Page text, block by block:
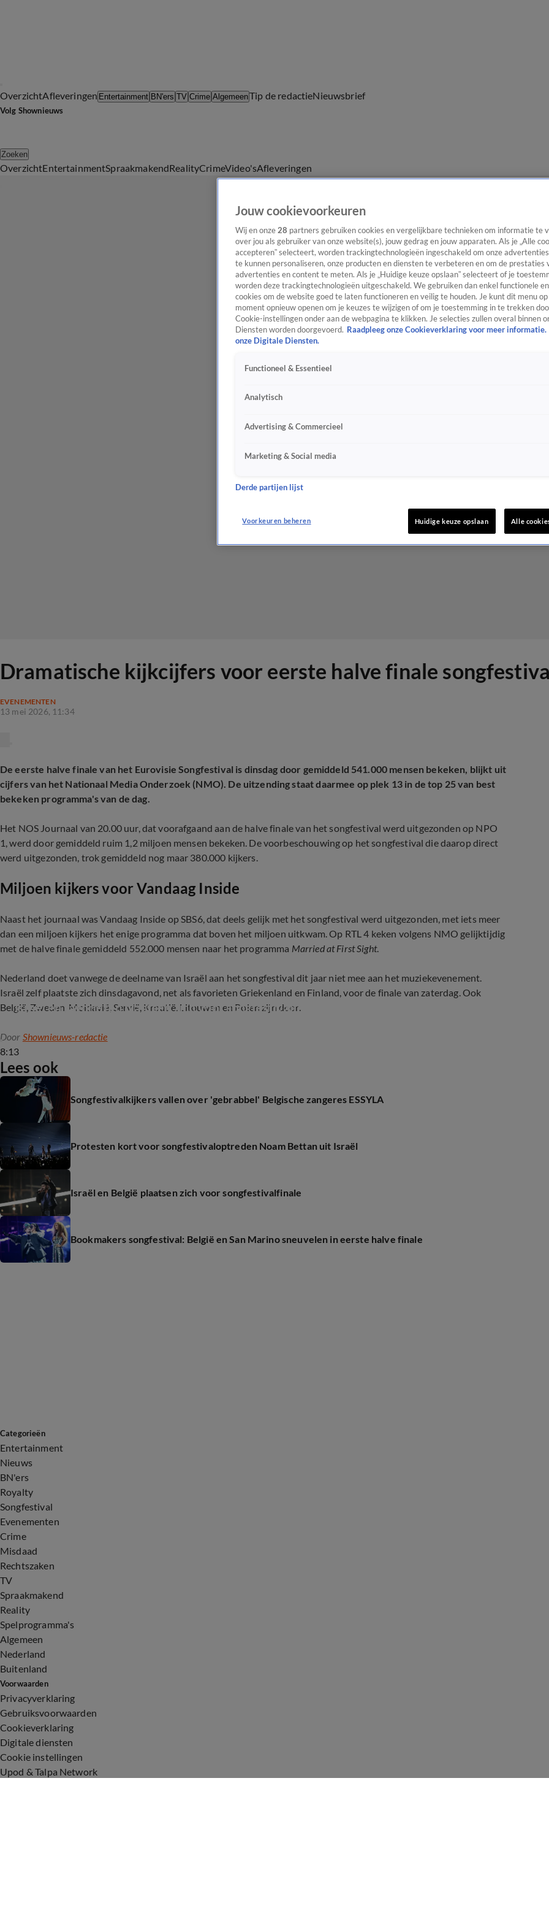
OverzichtAfleveringen Entertainment BN'ers TV Crime AlgemeenTip de redactieNieuwsbrief
Volg Shownieuws
Zoeken
OverzichtEntertainmentSpraakmakendRealityCrimeVideo'sAfleveringen
Dramatische kijkcijfers voor eerste halve finale
EVENEMENTEN
13 mei 2026, 11:34
De eerste halve finale van het Eurovisie Songfestival is dinsdag door gemiddeld 541.000 mensen bekeken, blijkt uit
cijfers van het Nationaal Media Onderzoek (NMO). De uitzending staat daarmee op plek 13 in de top 25 van best
bekeken programma's van de dag.
Het NOS Journaal van 20.00 uur, dat voorafgaand aan de halve finale van het songfestival werd uitgezonden op NPO
1, werd door gemiddeld ruim 1,2 miljoen mensen bekeken. De voorbeschouwing op het songfestival die daarop direct
werd uitgezonden, trok gemiddeld nog maar 380.000 kijkers.
Miljoen kijkers voor Vandaag Inside
Naast het journaal was Vandaag Inside op SBS6, dat deels gelijk met het songfestival werd uitgezonden, met iets meer
dan een miljoen kijkers het enige programma dat boven het miljoen uitkwam. Op RTL 4 keken volgens NMO gelijktijdig
met de halve finale gemiddeld 552.000 mensen naar het programma Married at First Sight.
Nederland doet vanwege de deelname van Israël aan het songfestival dit jaar niet mee aan het muziekevenement.
Israël zelf plaatste zich dinsdagavond, net als favorieten Griekenland en Finland, voor de finale van zaterdag. Ook
België, Zweden, Moldavië, Servië, Kroatië, Litouwen en Polen zijn door.
8:13
Israël en favorieten plaatsen zich voor songfestivalfinale
Door Shownieuws-redactie
Lees ook
Songfestivalkijkers vallen over 'gebrabbel' Belgische zangeres ESSYLA
Protesten kort voor songfestivaloptreden Noam Bettan uit Israël
Israël en België plaatsen zich voor songfestivalfinale
Bookmakers songfestival: België en San Marino sneuvelen in eerste halve finale
Categorieën
Entertainment
Nieuws
BN'ers
Royalty
Songfestival
Evenementen
Crime
Misdaad
Rechtszaken
TV
Spraakmakend
Reality
Spelprogramma's
Algemeen
Nederland
Buitenland
Voorwaarden
Privacyverklaring
Gebruiksvoorwaarden
Cookieverklaring
Digitale diensten
Cookie instellingen
Upod & Talpa Network
Jouw cookievoorkeuren
Wij en onze 28 partners gebruiken cookies en vergelijkbare technieken om informatie te
over jou als gebruiker van onze website(s), jouw gedrag en jouw apparaten. Als je „Alle
accepteren” selecteert, worden trackingtechnologieën ingeschakeld om onze
te kunnen personaliseren, onze producten en diensten te verbeteren en om de prestaties
advertenties en content te meten. Als je „Huidige keuze opslaan” selecteert of je
worden deze trackingtechnologieën uitgeschakeld. We gebruiken dan enkel functionele
cookies om de website goed te laten functioneren en veilig te houden. Je kunt dit menu
moment opnieuw openen om je keuzes te wijzigen of om je toestemming in te trekken
Cookie-instellingen onder aan de webpagina te klikken. Je selecties zullen overal binnen
Diensten worden doorgevoerd. Raadpleeg onze Cookieverklaring voor meer informatie.
onze Digitale Diensten.
Functioneel & Essentieel
Analytisch
Advertising & Commercieel
Marketing & Social media
Derde partijen lijst
Voorkeuren beheren Huidige keuze opslaan Alle